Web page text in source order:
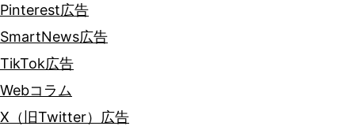
Pinterest広告
SmartNews広告
TikTok広告
Webコラム
X（旧Twitter）広告